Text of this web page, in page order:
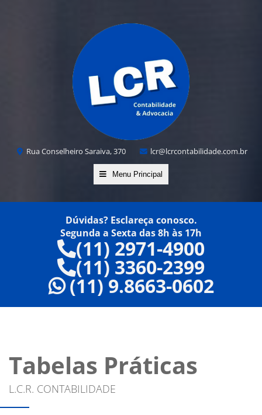
Rua Conselheiro Saraiva, 370 lcr@lcrcontabilidade.com.br
Menu Principal
Dúvidas? Esclareça conosco.
Segunda a Sexta das 8h às 17h
(11) 2971-4900
(11) 3360-2399
(11) 9.8663-0602
Tabelas Práticas
L.C.R. CONTABILIDADE